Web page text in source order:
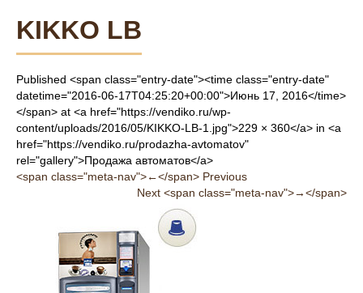
KIKKO LB
Published <span class="entry-date"><time class="entry-date"
datetime="2016-06-17T04:25:20+00:00">Июнь 17, 2016</time>
</span> at <a href="https://vendiko.ru/wp-
content/uploads/2016/05/KIKKO-LB-1.jpg">229 × 360</a> in <a
href="https://vendiko.ru/prodazha-avtomatov"
rel="gallery">Продажа автоматов</a>
<span class="meta-nav">←</span> Previous
Next <span class="meta-nav">→</span>